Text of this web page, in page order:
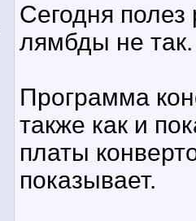
Сегодня полез
лямбды не так.
Программа
также как и
платы
показывает.